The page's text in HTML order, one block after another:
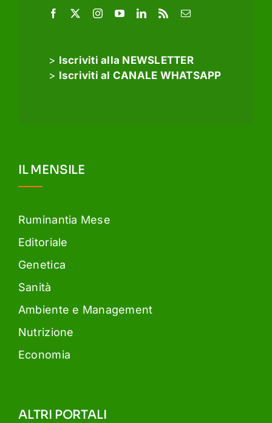
> Iscriviti alla NEWSLETTER
> Iscriviti al CANALE WHATSAPP
IL MENSILE
Ruminantia Mese
Editoriale
Genetica
Sanità
Ambiente e Management
Nutrizione
Economia
ALTRI PORTALI